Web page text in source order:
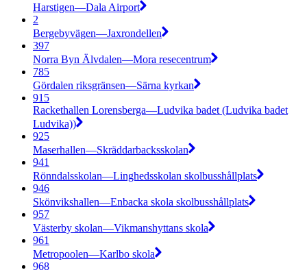
Harstigen—Dala Airport
2
Bergebyvägen—Jaxrondellen
397
Norra Byn Älvdalen—Mora resecentrum
785
Gördalen riksgränsen—Särna kyrkan
915
Rackethallen Lorensberga—Ludvika badet (Ludvika badet
Ludvika))
925
Maserhallen—Skräddarbacksskolan
941
Rönndalsskolan—Linghedsskolan skolbusshållplats
946
Skönvikshallen—Enbacka skola skolbusshållplats
957
Västerby skolan—Vikmanshyttans skola
961
Metropoolen—Karlbo skola
968